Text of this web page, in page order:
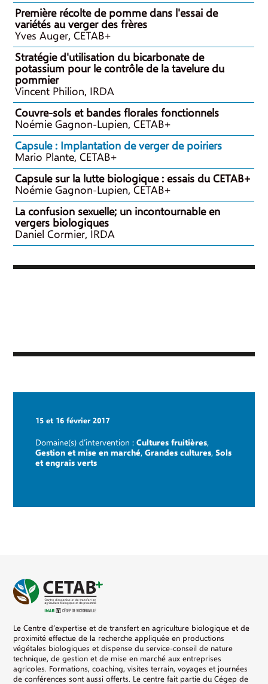
Première récolte de pomme dans l'essai de
variétés au verger des frères
Yves Auger, CETAB+
Stratégie d'utilisation du bicarbonate de
potassium pour le contrôle de la tavelure du
pommier
Vincent Philion, IRDA
Couvre-sols et bandes florales fonctionnels
Noémie Gagnon-Lupien, CETAB+
Capsule : Implantation de verger de poiriers
Mario Plante, CETAB+
Capsule sur la lutte biologique : essais du CETAB+
Noémie Gagnon-Lupien, CETAB+
La confusion sexuelle; un incontournable en
vergers biologiques
Daniel Cormier, IRDA
15 et 16 février 2017
Domaine(s) d’intervention : Cultures fruitières,
Gestion et mise en marché, Grandes cultures, Sols
et engrais verts
Le Centre d’expertise et de transfert en agriculture biologique et de
proximité effectue de la recherche appliquée en productions
végétales biologiques et dispense du service-conseil de nature
technique, de gestion et de mise en marché aux entreprises
agricoles. Formations, coaching, visites terrain, voyages et journées
de conférences sont aussi offerts. Le centre fait partie du Cégep de